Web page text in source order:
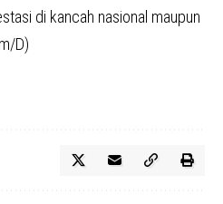
di kancah nasional maupun
D)